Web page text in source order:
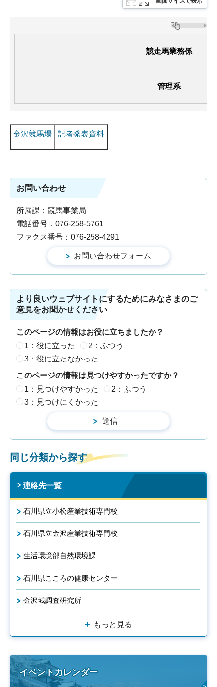
競走馬業務係
管理系
金沢競馬場 記者発表資料
お問い合わせ
所属課：競馬事業局
電話番号：076-258-5761
ファクス番号：076-258-4291
より良いウェブサイトにするためにみなさまのご
意見をお聞かせください
このページの情報はお役に立ちましたか？
1：役に立った
2：ふつう
3：役に立たなかった
このページの情報は見つけやすかったですか？
1：見つけやすかった
2：ふつう
3：見つけにくかった
同じ分類から探す
連絡先一覧
石川県立小松産業技術専門校
石川県立金沢産業技術専門校
生活環境部自然環境課
石川県こころの健康センター
金沢城調査研究所
もっと見る
イベントカレンダー